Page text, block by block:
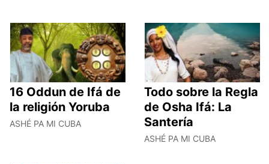
16 Oddun de Ifá de
la religión Yoruba
ASHÉ PA MI CUBA
Todo sobre la Regla
de Osha Ifá: La
Santería
ASHÉ PA MI CUBA